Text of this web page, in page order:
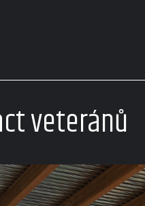
veteránů